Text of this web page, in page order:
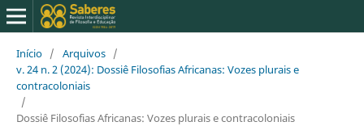
Início / Arquivos /
v. 24 n. 2 (2024): Dossiê Filosofias Africanas: Vozes plurais e
contracoloniais
/
Dossiê Filosofias Africanas: Vozes plurais e contracoloniais